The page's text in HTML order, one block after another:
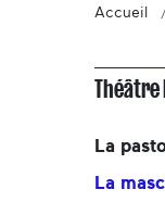
Accueil
Théâtre
La
La